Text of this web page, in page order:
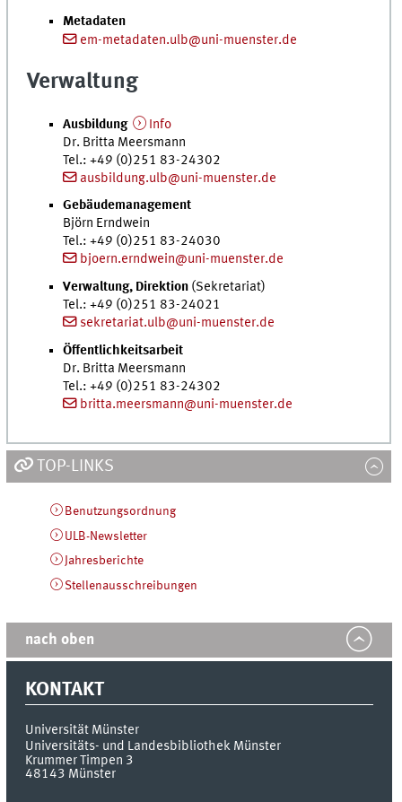
Metadaten
em-metadaten.ulb@uni-muenster.de
Verwaltung
Ausbildung
Info
Dr. Britta Meersmann
Tel.: +49 (0)251 83-24302
ausbildung.ulb@uni-muenster.de
Gebäudemanagement
Björn Erndwein
Tel.: +49 (0)251 83-24030
bjoern.erndwein@uni-muenster.de
Verwaltung, Direktion (Sekretariat)
Tel.: +49 (0)251 83-24021
sekretariat.ulb@uni-muenster.de
Öffentlichkeitsarbeit
Dr. Britta Meersmann
Tel.: +49 (0)251 83-24302
britta.meersmann@uni-muenster.de
TOP-LINKS
Benutzungsordnung
ULB-Newsletter
Jahresberichte
Stellenausschreibungen
nach oben
KONTAKT
Universität Münster
Universitäts- und Landesbibliothek Münster
Krummer Timpen 3
48143 Münster